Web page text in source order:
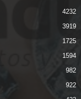
4232
3919
1725
1594
982
922